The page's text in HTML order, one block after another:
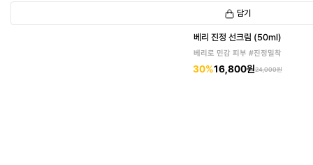
담기
베리 진정 선크림 (50ml)
베리로 민감 피부 #진정밀착
30%16,800원24,000원